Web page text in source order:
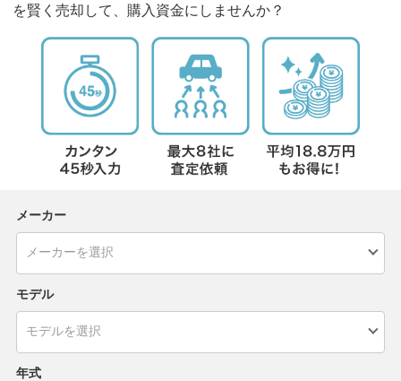
を賢く売却して、購入資金にしませんか？
メーカー
モデル
年式